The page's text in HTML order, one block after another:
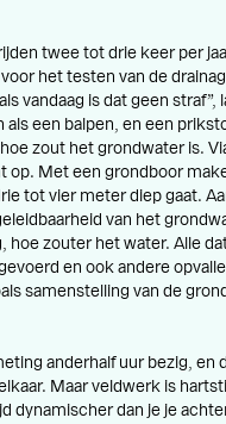
twee tot drie keer per
het testen van de
vandaag is dat geen straf”,
als een balpen, en een
zout het grondwater is.
op. Met een grondboor
tot vier meter diep gaat.
van het
hoe zouter het water. Alle
en ook andere
samenstelling van de
anderhalf uur bezig, en
Maar veldwerk is
dynamischer dan je je